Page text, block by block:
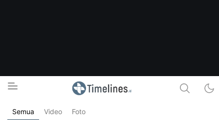
Timelines.id
Media Literasi, Sejarah & Budaya
Semua Video Foto